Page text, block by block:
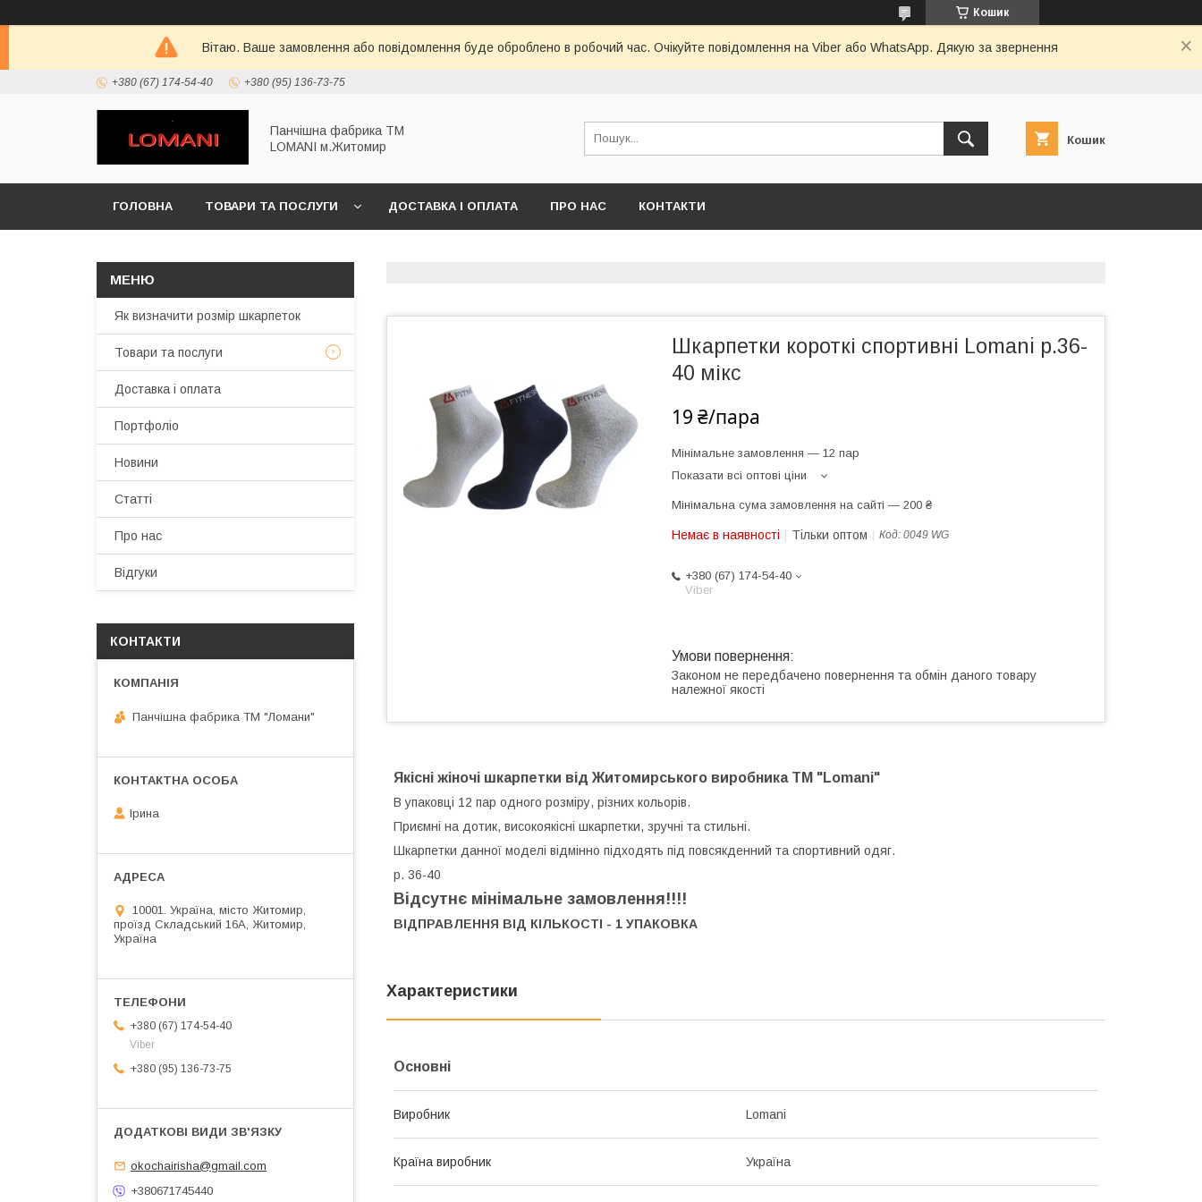
Кошик
Вітаю. Ваше замовлення або повідомлення буде оброблено в робочий час. Очікуйте повідомлення на Viber або WhatsApp. Дякую за звернення
+380 (67) 174-54-40 +380 (95) 136-73-75
Панчішна фабрика ТМ
LOMANI м.Житомир
Кошик
ГОЛОВНА ТОВАРИ ТА ПОСЛУГИ ДОСТАВКА І ОПЛАТА ПРО НАС КОНТАКТИ
Шкарпетки короткі спортивні Lomani р.36-
40 мікс
19 ₴/пара
Мінімальне замовлення — 12 пар
Показати всі оптові ціни
Мінімальна сума замовлення на сайті — 200 ₴
Немає в наявності Тільки оптом Код: 0049 WG
+380 (67) 174-54-40
Viber
Законом не передбачено повернення та обмін даного товару
належної якості
Якісні жіночі шкарпетки від Житомирського виробника ТМ "Lomani"
В упаковці 12 пар одного розміру, різних кольорів.
Приємні на дотик, високоякісні шкарпетки, зручні та стильні.
Шкарпетки данної моделі відмінно підходять під повсякденний та спортивний одяг.
р. 36-40
Відсутнє мінімальне замовлення!!!!
ВІДПРАВЛЕННЯ ВІД КІЛЬКОСТІ - 1 УПАКОВКА
Характеристики
Основні
Виробник Lomani
Країна виробник Україна
Як визначити розмір шкарпеток
Товари та послуги
Доставка і оплата
Портфоліо
Новини
Статті
Про нас
Відгуки
КОНТАКТИ
Панчішна фабрика ТМ "Ломани"
Ірина
10001. Україна, місто Житомир,
проїзд Складський 16А, Житомир,
Україна
+380 (67) 174-54-40
Viber
+380 (95) 136-73-75
okochairisha@gmail.com
+380671745440